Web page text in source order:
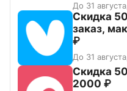
До 31
Скидка
заказ,
₽
До 31
Скидка
2000 ₽